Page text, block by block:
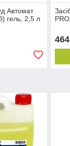
Автомат
гель, 2,5 л
464